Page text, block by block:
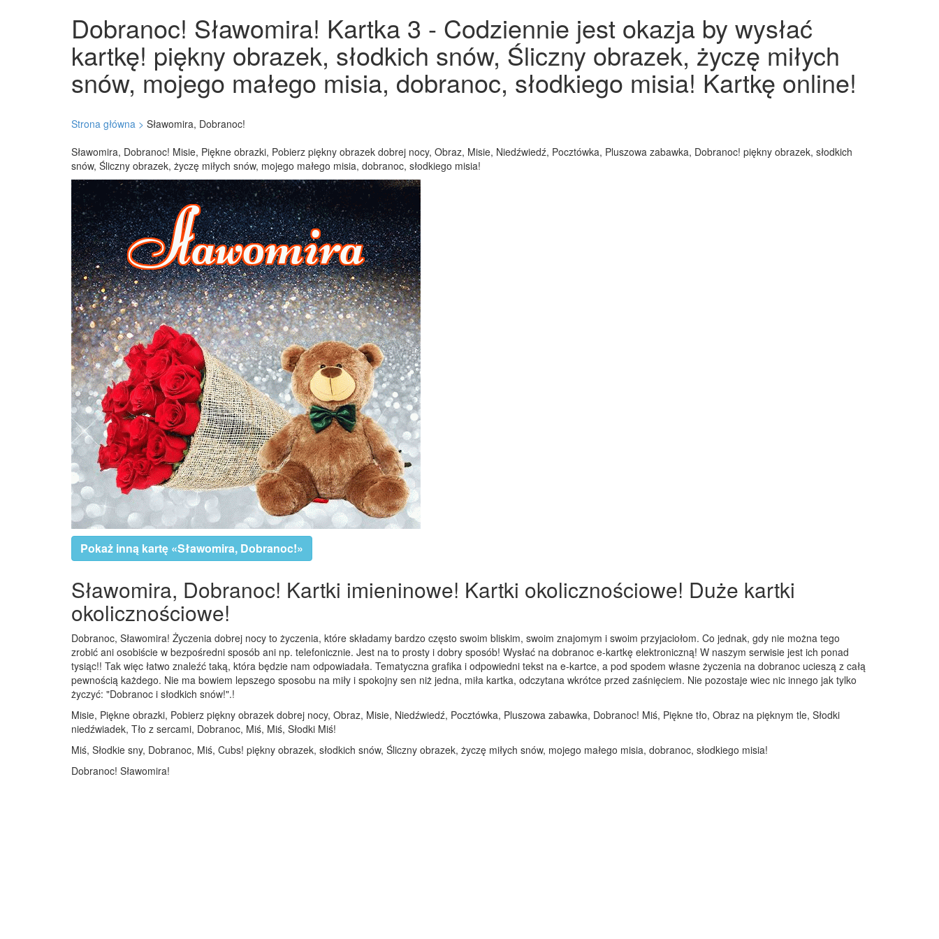
Dobranoc! Sławomira! Kartka 3 - Codziennie jest okazja by wysłać
kartkę! piękny obrazek, słodkich snów, Śliczny obrazek, życzę miłych
snów, mojego małego misia, dobranoc, słodkiego misia! Kartkę online!
Strona główna > Sławomira, Dobranoc!
Sławomira, Dobranoc! Misie, Piękne obrazki, Pobierz piękny obrazek dobrej nocy, Obraz, Misie, Niedźwiedź, Pocztówka, Pluszowa zabawka, Dobranoc! piękny obrazek, słodkich
snów, Śliczny obrazek, życzę miłych snów, mojego małego misia, dobranoc, słodkiego misia!
Pokaż inną kartę «Sławomira, Dobranoc!»
Sławomira, Dobranoc! Kartki imieninowe! Kartki okolicznościowe! Duże kartki
okolicznościowe!
Dobranoc, Sławomira! Życzenia dobrej nocy to życzenia, które składamy bardzo często swoim bliskim, swoim znajomym i swoim przyjaciołom. Co jednak, gdy nie można tego
zrobić ani osobiście w bezpośredni sposób ani np. telefonicznie. Jest na to prosty i dobry sposób! Wysłać na dobranoc e-kartkę elektroniczną! W naszym serwisie jest ich ponad
tysiąc!! Tak więc łatwo znaleźć taką, która będzie nam odpowiadała. Tematyczna grafika i odpowiedni tekst na e-kartce, a pod spodem własne życzenia na dobranoc ucieszą z całą
pewnością każdego. Nie ma bowiem lepszego sposobu na miły i spokojny sen niż jedna, miła kartka, odczytana wkrótce przed zaśnięciem. Nie pozostaje wiec nic innego jak tylko
życzyć: "Dobranoc i słodkich snów!".!
Misie, Piękne obrazki, Pobierz piękny obrazek dobrej nocy, Obraz, Misie, Niedźwiedź, Pocztówka, Pluszowa zabawka, Dobranoc! Miś, Piękne tło, Obraz na pięknym tle, Słodki
niedźwiadek, Tło z sercami, Dobranoc, Miś, Miś, Słodki Miś!
Miś, Słodkie sny, Dobranoc, Miś, Cubs! piękny obrazek, słodkich snów, Śliczny obrazek, życzę miłych snów, mojego małego misia, dobranoc, słodkiego misia!
Dobranoc! Sławomira!